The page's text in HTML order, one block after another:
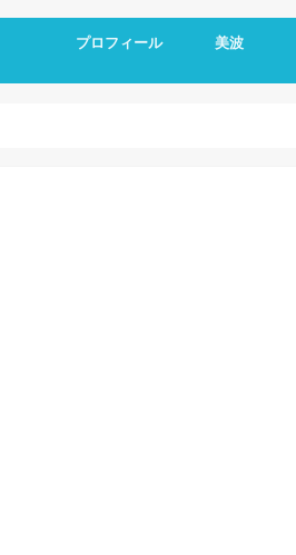
プロフィール 美波